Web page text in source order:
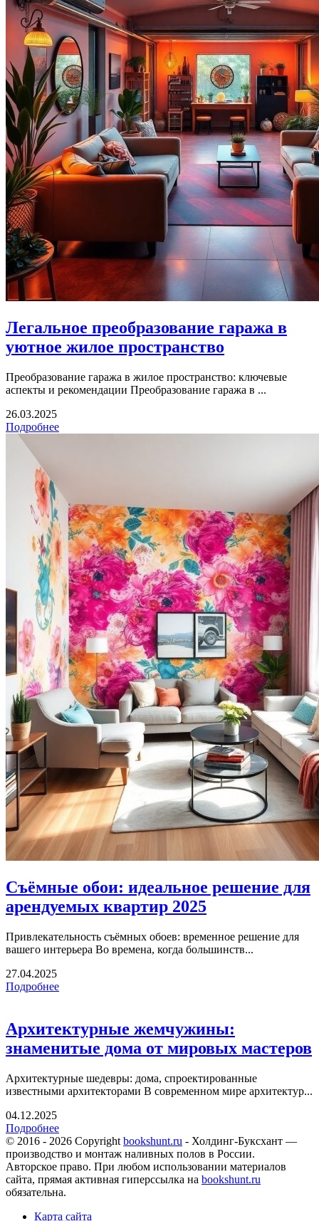
Легальное преобразование гаража в
уютное жилое пространство
Преобразование гаража в жилое пространство: ключевые
аспекты и рекомендации Преобразование гаража в ...
26.03.2025
Подробнее
Съёмные обои: идеальное решение для
арендуемых квартир 2025
Привлекательность съёмных обоев: временное решение для
вашего интерьера Во времена, когда большинств...
27.04.2025
Подробнее
Архитектурные жемчужины:
знаменитые дома от мировых мастеров
Архитектурные шедевры: дома, спроектированные
известными архитекторами В современном мире архитектур...
04.12.2025
Подробнее
© 2016 - 2026 Copyright bookshunt.ru - Холдинг-Буксхант —
производство и монтаж наливных полов в России.
Авторское право. При любом использовании материалов
сайта, прямая активная гиперссылка на bookshunt.ru
обязательна.
Карта сайта